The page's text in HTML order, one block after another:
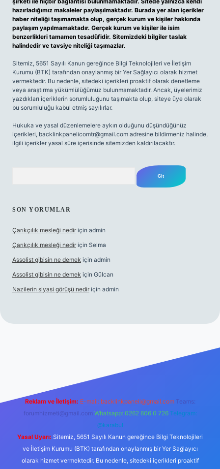
hazırladığımız makaleler paylaşılmaktadır. Burada yer alan içerikler
haber niteliği taşımamakta olup, gerçek kurum ve kişiler hakkında
paylaşım yapılmamaktadır. Gerçek kurum ve kişiler ile isim
benzerlikleri tamamen tesadüfidir. Sitemizdeki bilgiler taslak
halindedir ve tavsiye niteliği taşımazlar.
Sitemiz, 5651 Sayılı Kanun gereğince Bilgi Teknolojileri ve İletişim
Kurumu (BTK) tarafından onaylanmış bir Yer Sağlayıcı olarak hizmet
vermektedir. Bu nedenle, sitedeki içerikleri proaktif olarak denetleme
veya araştırma yükümlülüğümüz bulunmamaktadır. Ancak, üyelerimiz
yazdıkları içeriklerin sorumluluğunu taşımakta olup, siteye üye olarak
bu sorumluluğu kabul etmiş sayılırlar.
Hukuka ve yasal düzenlemelere aykırı olduğunu düşündüğünüz
içerikleri, backlinkpanelicomtr@gmail.com adresine bildirmeniz halinde,
ilgili içerikler yasal süre içerisinde sitemizden kaldırılacaktır.
SON YORUMLAR
Çarıkçılık mesleği nedir için admin
Çarıkçılık mesleği nedir için Selma
Assolist gibisin ne demek için admin
Assolist gibisin ne demek için Gülcan
Nazilerin siyasi görüşü nedir için admin
Reklam ve İletişim: E-mail: backlinkpaneli@gmail.com Teams:
forumhizmeti@gmail.com Whatsapp: 0262 606 0 726 Telegram:
@karabul
Yasal Uyarı: Sitemiz, 5651 Sayılı Kanun gereğince Bilgi Teknolojileri
ve İletişim Kurumu (BTK) tarafından onaylanmış bir Yer Sağlayıcı
olarak hizmet vermektedir. Bu nedenle, sitedeki içerikleri proaktif